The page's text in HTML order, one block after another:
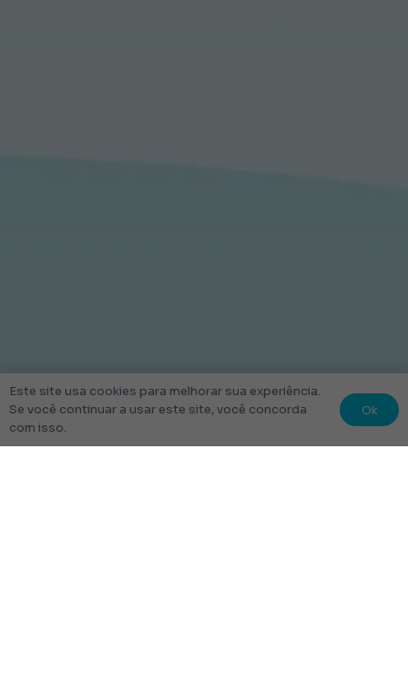
Este site usa cookies para melhorar sua experiência.
Se você continuar a usar este site, você concorda
com isso.
Ok